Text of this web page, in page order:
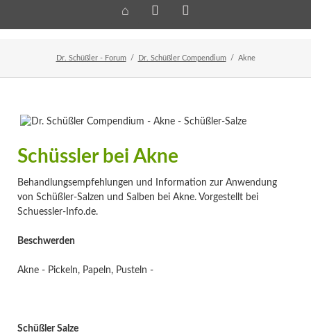
Home Veranstaltungen
Newsletter
Dr. Schüßler - Forum Dr. Schüßler Compendium Akne
Schüssler bei Akne
Behandlungsempfehlungen und Information zur Anwendung
von Schüßler-Salzen und Salben bei Akne. Vorgestellt bei
Schuessler-Info.de.
Beschwerden
Akne - Pickeln, Papeln, Pusteln -
Schüßler Salze